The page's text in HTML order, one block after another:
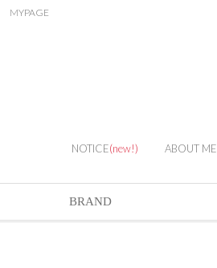
MYPAGE
NOTICE(new!) ABOUT ME
BRAND